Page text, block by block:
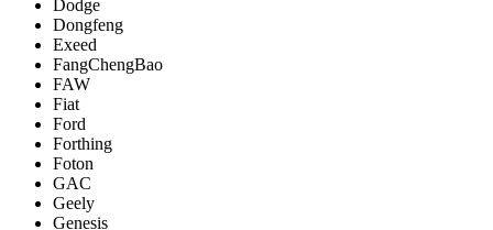
Dodge
Dongfeng
Exeed
FangChengBao
FAW
Fiat
Ford
Forthing
Foton
GAC
Geely
Genesis